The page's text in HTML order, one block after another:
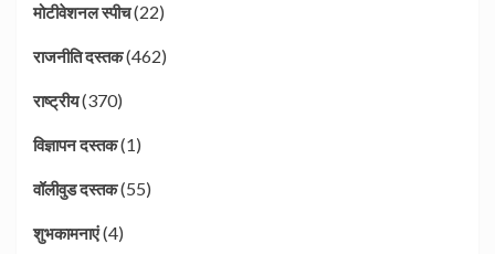
मोटीवेशनल स्पीच(22)
राजनीति दस्तक(462)
राष्ट्रीय(370)
विज्ञापन दस्तक(1)
वॉलीवुड दस्तक(55)
शुभकामनाएं(4)